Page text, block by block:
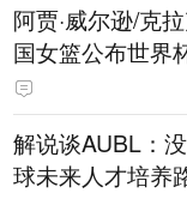
阿贾·威尔逊/克
国女篮公布世界
解说谈AUBL：
球未来人才培养